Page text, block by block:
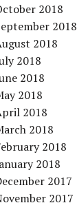
2018
2018
2018
2018
2018
2018
2018
2018
2018
2018
2017
2017